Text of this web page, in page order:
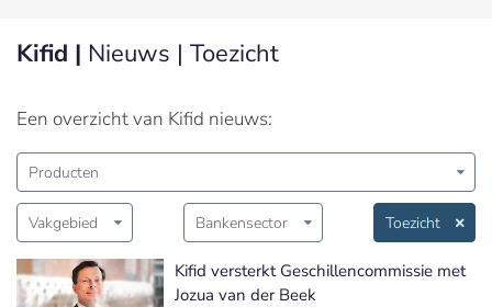
Kifid | Nieuws | Toezicht
Een overzicht van Kifid nieuws:
Producten
Vakgebied Bankensector Toezicht
Kifid versterkt Geschillencommissie met
Jozua van der Beek